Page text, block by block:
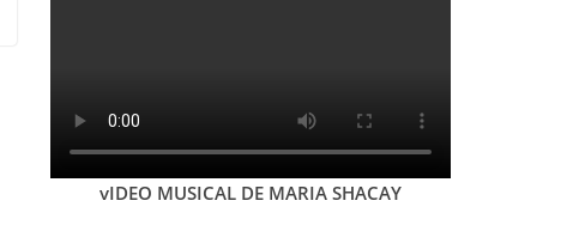
vIDEO MUSICAL DE MARIA SHACAY